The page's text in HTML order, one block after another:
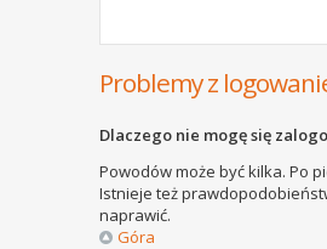
Problemy z
Dlaczego nie mogę się
Powodów może być kilka. Po
Istnieje też
naprawić.
Góra